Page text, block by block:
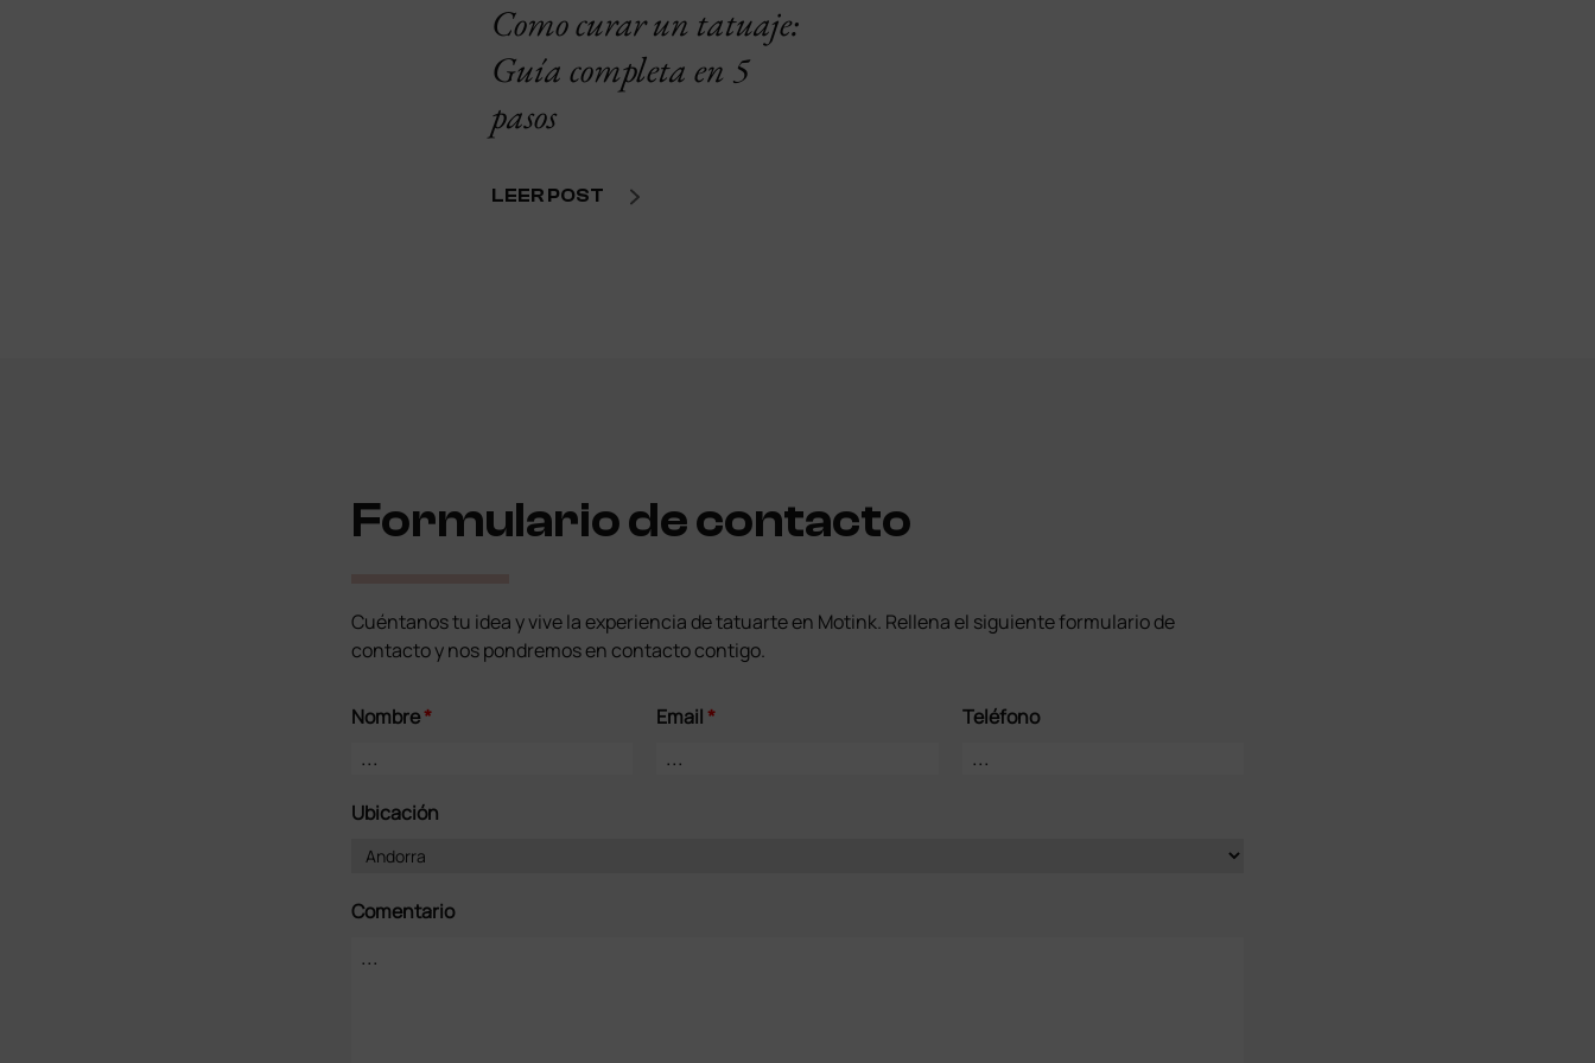
Como curar un tatuaje:
Guía completa en 5
pasos
LEER POST
Formulario de contacto
Cuéntanos tu idea y vive la experiencia de tatuarte en Motink. Rellena el siguiente formulario de
contacto y nos pondremos en contacto contigo.
Nombre* Email* Teléfono
Ubicación
Comentario